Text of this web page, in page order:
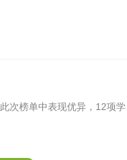
次榜单中表现优异，12项学